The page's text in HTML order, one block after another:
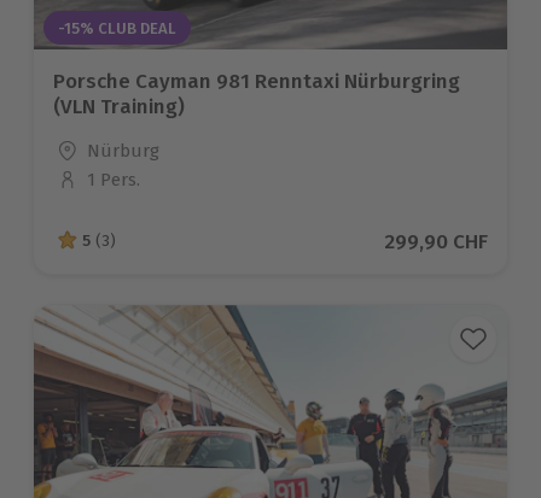
-15% CLUB DEAL
Porsche Cayman 981 Renntaxi Nürburgring
(VLN Training)
Standort
Nürburg
Anzahl der Teilnehmer
1 Pers.
5 von 5 Sternen basierend auf 3 Bewertungen
5 (3) Aktueller Preis
299,90 CHF